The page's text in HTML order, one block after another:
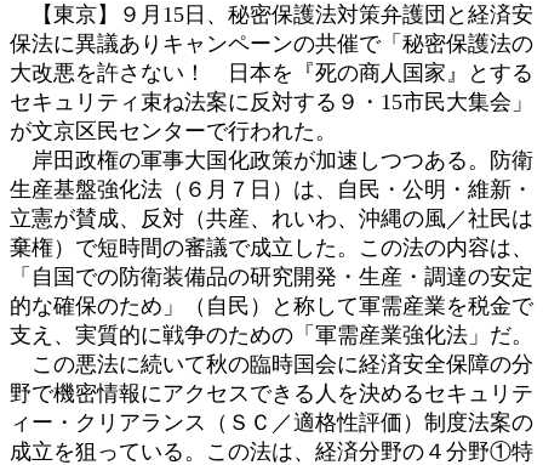
【東京】９月15日、秘密保護法対策弁護団と経済安
保法に異議ありキャンペーンの共催で「秘密保護法の
大改悪を許さない！ 日本を『死の商人国家』とする
セキュリティ束ね法案に反対する９・15市民大集会」
が文京区民センターで行われた。
岸田政権の軍事大国化政策が加速しつつある。防衛
生産基盤強化法（６月７日）は、自民・公明・維新・
立憲が賛成、反対（共産、れいわ、沖縄の風／社民は
棄権）で短時間の審議で成立した。この法の内容は、
「自国での防衛装備品の研究開発・生産・調達の安定
的な確保のため」（自民）と称して軍需産業を税金で
支え、実質的に戦争のための「軍需産業強化法」だ。
この悪法に続いて秋の臨時国会に経済安全保障の分
野で機密情報にアクセスできる人を決めるセキュリテ
ィー・クリアランス（ＳＣ／適格性評価）制度法案の
成立を狙っている。この法は、経済分野の４分野①特